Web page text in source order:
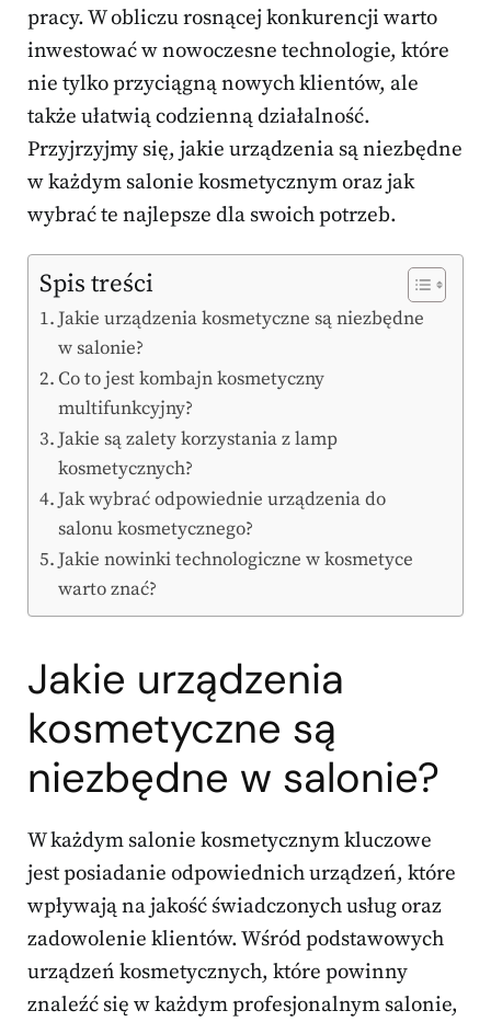
pracy. W obliczu rosnącej konkurencji warto
inwestować w nowoczesne technologie, które
nie tylko przyciągną nowych klientów, ale
także ułatwią codzienną działalność.
Przyjrzyjmy się, jakie urządzenia są niezbędne
w każdym salonie kosmetycznym oraz jak
wybrać te najlepsze dla swoich potrzeb.
Spis treści
Jakie urządzenia kosmetyczne są niezbędne
w salonie?
Co to jest kombajn kosmetyczny
multifunkcyjny?
Jakie są zalety korzystania z lamp
kosmetycznych?
Jak wybrać odpowiednie urządzenia do
salonu kosmetycznego?
Jakie nowinki technologiczne w kosmetyce
warto znać?
Jakie urządzenia
kosmetyczne są
niezbędne w salonie?
W każdym salonie kosmetycznym kluczowe
jest posiadanie odpowiednich urządzeń, które
wpływają na jakość świadczonych usług oraz
zadowolenie klientów. Wśród podstawowych
urządzeń kosmetycznych, które powinny
znaleźć się w każdym profesjonalnym salonie,